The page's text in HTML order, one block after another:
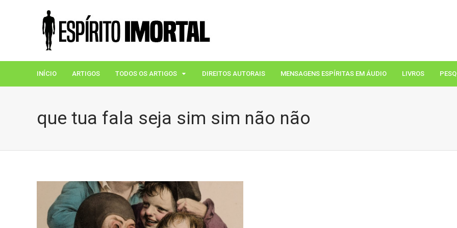
INÍCIO ARTIGOS TODOS OS ARTIGOS DIREITOS AUTORAIS MENSAGENS ESPÍRITAS EM ÁUDIO LIVROS
que tua fala seja sim sim não não